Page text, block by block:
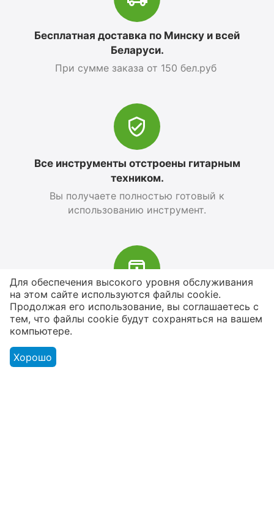
Бесплатная доставка по Минску и всей
Беларуси.
При сумме заказа от 150 бел.руб
Все инструменты отстроены гитарным
техником.
Вы получаете полностью готовый к
использованию инструмент.
В наличии более 4000 наименований
товаров
От расходников до сценического
Для обеспечения высокого уровня обслуживания
на этом сайте используются файлы cookie.
Продолжая его использование, вы соглашаетесь с
тем, что файлы cookie будут сохраняться на вашем
компьютере.
Хорошо